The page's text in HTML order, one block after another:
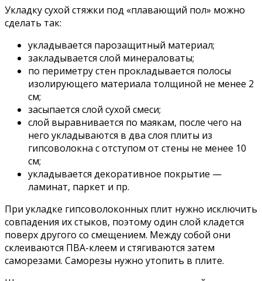
Укладку сухой стяжки под «плавающий пол» можно
сделать так:
укладывается парозащитный материал;
закладывается слой минераловаты;
по периметру стен прокладывается полосы
изолирующего материала толщиной не менее 2
см;
засыпается слой сухой смеси;
слой выравнивается по маякам, после чего на
него укладываются в два слоя плиты из
гипсоволокна с отступом от стены не менее 10
см;
укладывается декоративное покрытие —
ламинат, паркет и пр.
При укладке гипсоволоконных плит нужно исключить
совпадения их стыков, поэтому один слой кладется
поверх другого со смещением. Между собой они
склеиваются ПВА-клеем и стягиваются затем
саморезами. Саморезы нужно утопить в плите.